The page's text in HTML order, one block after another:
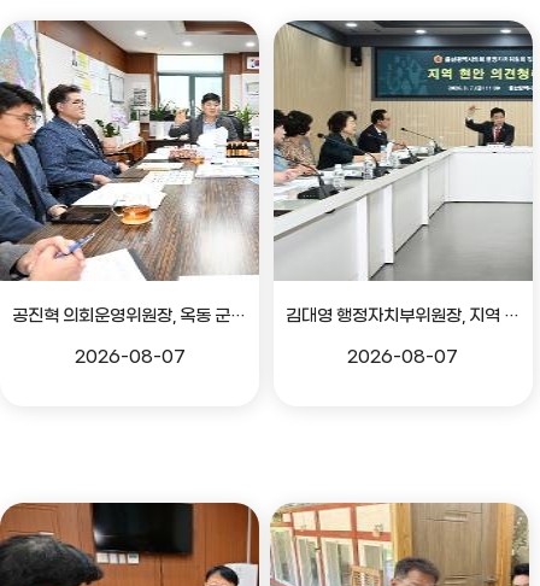
공진혁 의회운영위원장, 옥동 군부대 이전지 양동마을 주민지원사업 점검
2026-08-07
김대영 행정자치부위원장, 지역 현안 의견 청취 간담회
2026-08-07